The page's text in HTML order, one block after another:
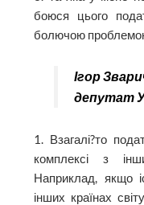
боюся цього
болючою
Ігор
депутат
1. Взагалі?то
комплексі з
Наприклад, якщо
інших країнах